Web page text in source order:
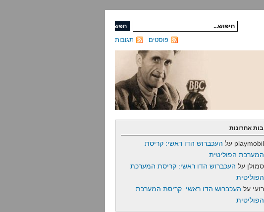
תגובות פוסטים
אחרונות
playmobil על העכברוש הדו ראשי: קריסת
המערכת הפוליטית
סמולן על העכברוש הדו ראשי: קריסת המערכת
הפוליטית
רועי על העכברוש הדו ראשי: קריסת המערכת
הפוליטית